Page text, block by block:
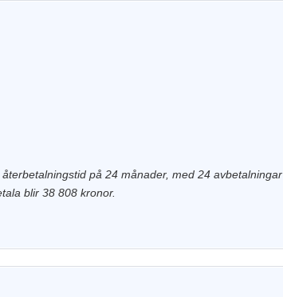
på 24 månader, med 24 avbetalningar
blir 38 808 kronor.